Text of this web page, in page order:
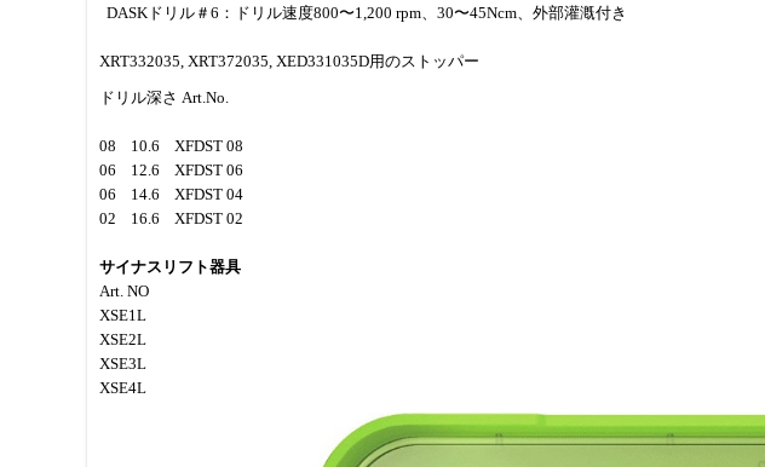
DASKドリル＃6：ドリル速度800〜1,200 rpm、30〜45Ncm、外部灌漑付き
XRT332035, XRT372035, XED331035D用のストッパー
ドリル深さ Art.No.
08 10.6 XFDST 08
06 12.6 XFDST 06
06 14.6 XFDST 04
02 16.6 XFDST 02
サイナスリフト器具
Art. NO
XSE1L
XSE2L
XSE3L
XSE4L